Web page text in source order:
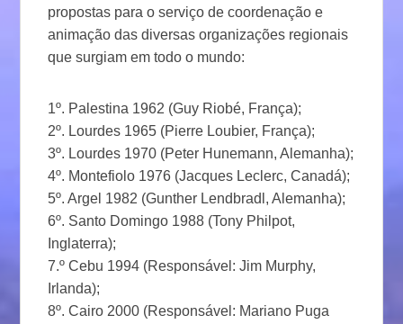
propostas para o serviço de coordenação e
animação das diversas organizações regionais
que surgiam em todo o mundo:
1º. Palestina 1962 (Guy Riobé, França);
2º. Lourdes 1965 (Pierre Loubier, França);
3º. Lourdes 1970 (Peter Hunemann, Alemanha);
4º. Montefiolo 1976 (Jacques Leclerc, Canadá);
5º. Argel 1982 (Gunther Lendbradl, Alemanha);
6º. Santo Domingo 1988 (Tony Philpot,
Inglaterra);
7.º Cebu 1994 (Responsável: Jim Murphy,
Irlanda);
8º. Cairo 2000 (Responsável: Mariano Puga